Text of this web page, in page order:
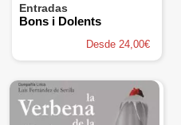
Entradas
Bons i Dolents
Desde 24,00€